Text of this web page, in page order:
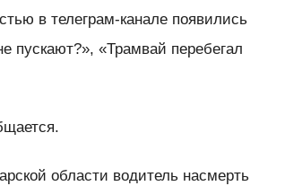
в телеграм-канале появились
«Трамвай перебегал
области водитель насмерть